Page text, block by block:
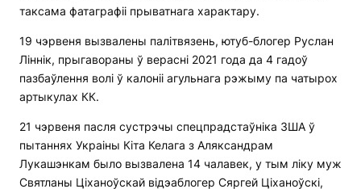
таксама фатаграфіі прыватнага характару.
19 чэрвеня вызвалены палітвязень, ютуб-блогер Руслан
Ліннік, прыгавораны ў верасні 2021 года да 4 гадоў
пазбаўлення волі ў калоніі агульнага рэжыму па чатырох
артыкулах КК.
21 чэрвеня пасля сустрэчы спецпрадстаўніка ЗША ў
пытаннях Украіны Кіта Келага з Аляксандрам
Лукашэнкам было вызвалена 14 чалавек, у тым ліку муж
Святланы Ціханоўскай відэаблогер Сяргей Ціханоўскі,